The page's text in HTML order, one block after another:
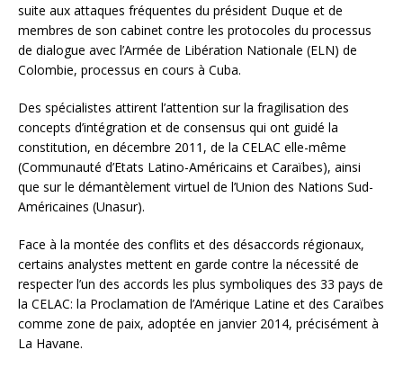
suite aux attaques fréquentes du président Duque et de
membres de son cabinet contre les protocoles du processus
de dialogue avec l’Armée de Libération Nationale (ELN) de
Colombie, processus en cours à Cuba.
Des spécialistes attirent l’attention sur la fragilisation des
concepts d’intégration et de consensus qui ont guidé la
constitution, en décembre 2011, de la CELAC elle-même
(Communauté d’Etats Latino-Américains et Caraïbes), ainsi
que sur le démantèlement virtuel de l’Union des Nations Sud-
Américaines (Unasur).
Face à la montée des conflits et des désaccords régionaux,
certains analystes mettent en garde contre la nécessité de
respecter l’un des accords les plus symboliques des 33 pays de
la CELAC: la Proclamation de l’Amérique Latine et des Caraïbes
comme zone de paix, adoptée en janvier 2014, précisément à
La Havane.